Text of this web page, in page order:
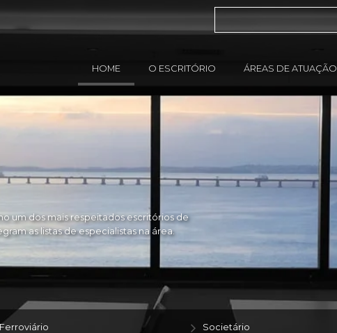
HOME O ESCRITÓRIO ÁREAS DE ATUAÇÃO
um dos mais respeitados escritórios de
as listas de especialistas na área.
Societário